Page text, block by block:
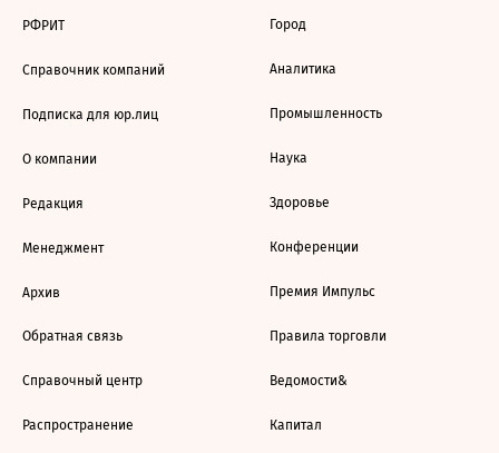
РФРИТ
Справочник компаний
Подписка для юр.лиц
О компании
Редакция
Менеджмент
Архив
Обратная связь
Справочный центр
Распространение
Город
Аналитика
Промышленность
Наука
Здоровье
Конференции
Премия Импульс
Правила торговли
Ведомости&
Капитал